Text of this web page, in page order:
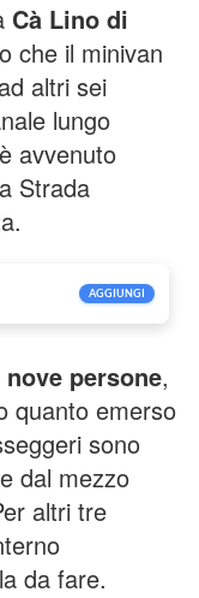
Cà Lino di
che il minivan
altri sei
lungo
avvenuto
Strada
AGGIUNGI
nove persone,
quanto emerso
sono
dal mezzo
altri tre
da fare.